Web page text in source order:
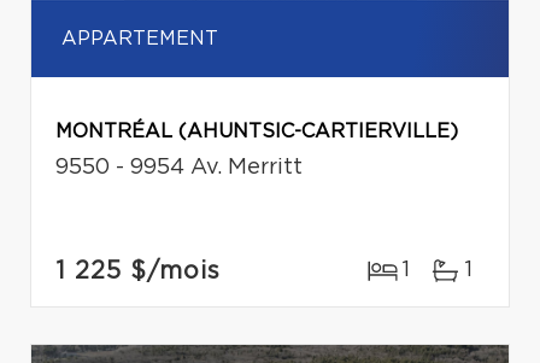
APPARTEMENT
MONTRÉAL (AHUNTSIC-CARTIERVILLE)
9550 - 9954 Av. Merritt
1 225 $/mois 1 1